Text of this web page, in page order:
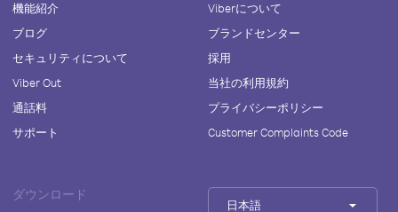
機能紹介
ブログ
セキュリティについて
Viber Out
通話料
サポート
Viberについて
ブランドセンター
採用
当社の利用規約
プライバシーポリシー
Customer Complaints Code
ダウンロード
日本語